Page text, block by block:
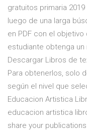
gratuitos primaria
luego de una larga
en PDF con el
estudiante obtenga
Descargar Libros de
Para obtenerlos, solo
según el nivel que
Educacion Artistica
educacion artistica
share your